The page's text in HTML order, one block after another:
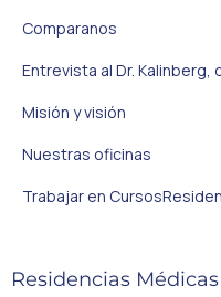
Comparanos
Entrevista al Dr.
Misión y visión
Nuestras oficinas
Trabajar en
Residencias Médicas